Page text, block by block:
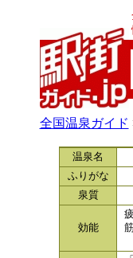
全国温泉ガイド
温泉名
ふりがな
泉質
効能